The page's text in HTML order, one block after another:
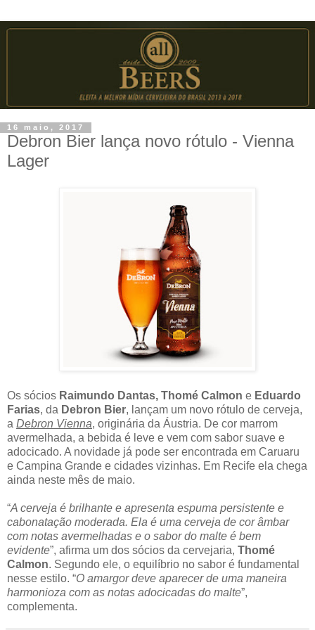
16 maio, 2017
Debron Bier lança novo rótulo - Vienna
Lager
Os sócios Raimundo Dantas, Thomé Calmon e Eduardo
Farias, da Debron Bier, lançam um novo rótulo de cerveja,
a Debron Vienna, originária da Áustria. De cor marrom
avermelhada, a bebida é leve e vem com sabor suave e
adocicado. A novidade já pode ser encontrada em Caruaru
e Campina Grande e cidades vizinhas. Em Recife ela chega
ainda neste mês de maio.
“A cerveja é brilhante e apresenta espuma persistente e
cabonatação moderada. Ela é uma cerveja de cor âmbar
com notas avermelhadas e o sabor do malte é bem
evidente”, afirma um dos sócios da cervejaria, Thomé
Calmon. Segundo ele, o equilíbrio no sabor é fundamental
nesse estilo. “O amargor deve aparecer de uma maneira
harmonioza com as notas adocicadas do malte”,
complementa.